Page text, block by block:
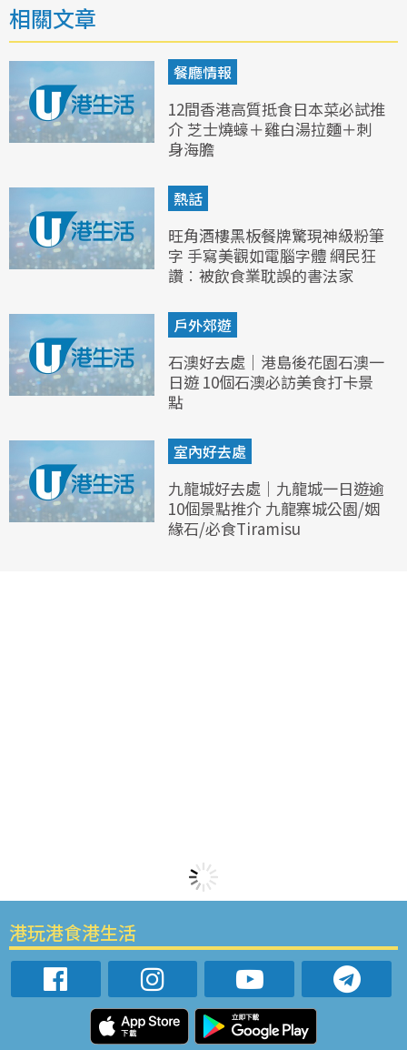
相關文章
餐廳情報
12間香港高質抵食日本菜必試推
介 芝士燒蠔＋雞白湯拉麵＋刺
身海膽
熱話
旺角酒樓黑板餐牌驚現神級粉筆
字 手寫美觀如電腦字體 網民狂
讚︰被飲食業耽誤的書法家
戶外郊遊
石澳好去處｜港島後花園石澳一
日遊 10個石澳必訪美食打卡景
點
室內好去處
九龍城好去處｜九龍城一日遊逾
10個景點推介 九龍寨城公園/姻
緣石/必食Tiramisu
港玩港食港生活